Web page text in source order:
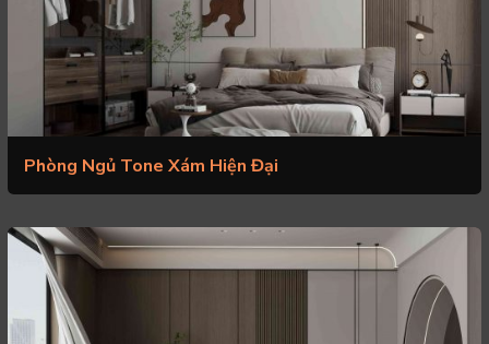
Phòng Ngủ Tone Xám Hiện Đại